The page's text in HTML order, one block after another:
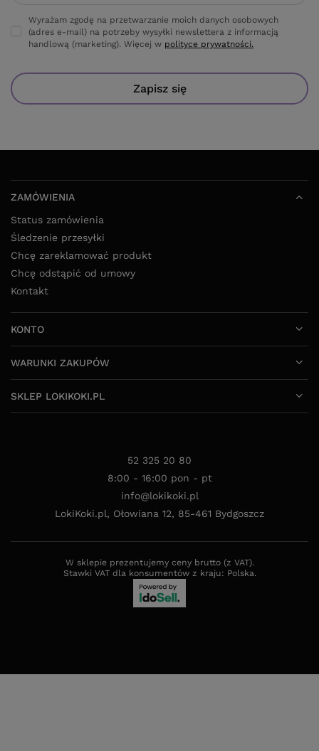
Wyrażam zgodę na przetwarzanie moich danych osobowych
(adres e-mail) na potrzeby wysyłki newslettera z informacją
handlową (marketing). Więcej w polityce prywatności.
Zapisz się
ZAMÓWIENIA
Status zamówienia
Śledzenie przesyłki
Chcę zareklamować produkt
Chcę odstąpić od umowy
Kontakt
KONTO
WARUNKI ZAKUPÓW
SKLEP LOKIKOKI.PL
52 325 20 80
8:00 - 16:00 pon - pt
info@lokikoki.pl
LokiKoki.pl, Ołowiana 12, 85-461 Bydgoszcz
W sklepie prezentujemy ceny brutto (z VAT).
Stawki VAT dla konsumentów z kraju: Polska.